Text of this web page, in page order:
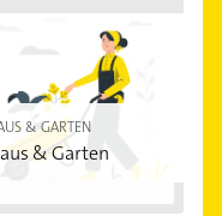
& GARTEN
& Garten